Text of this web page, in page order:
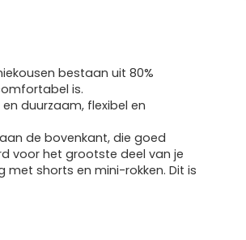
bestaan uit 80%
is.
duurzaam, flexibel en
de bovenkant, die goed
voor het grootste deel van je
met shorts en mini-rokken. Dit is